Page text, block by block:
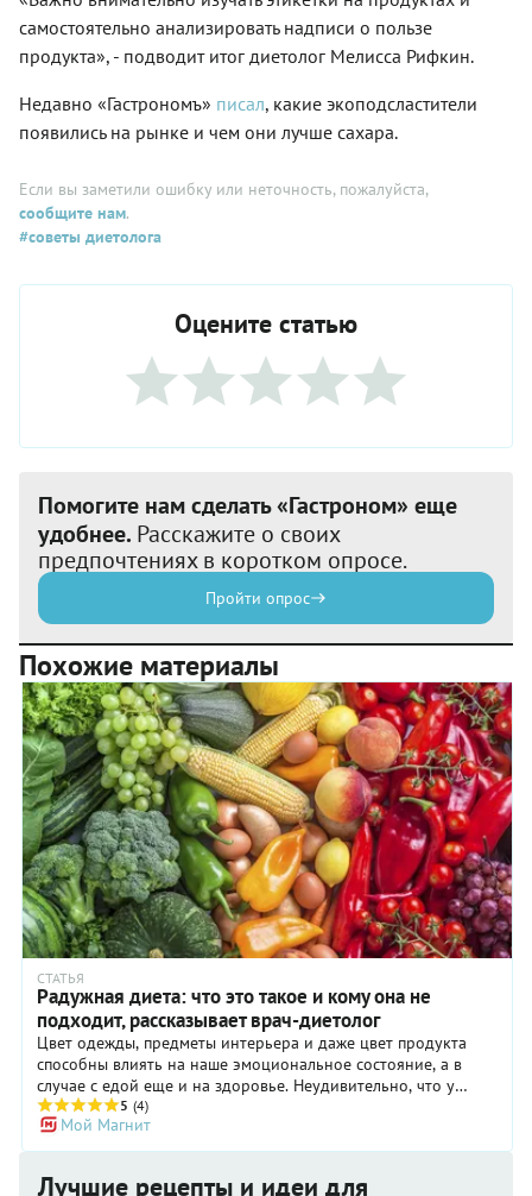
самостоятельно анализировать надписи о пользе
продукта», - подводит итог диетолог Мелисса Рифкин.
Недавно «Гастрономъ» писал, какие экоподсластители
появились на рынке и чем они лучше сахара.
Если вы заметили ошибку или неточность, пожалуйста,
сообщите нам.
#советы диетолога
Оцените статью
Помогите нам сделать «Гастроном» еще
удобнее. Расскажите о своих
предпочтениях в коротком опросе.
Пройти опрос
Похожие материалы
СТАТЬЯ
Радужная диета: что это такое и кому она не
подходит, рассказывает врач-диетолог
Цвет одежды, предметы интерьера и даже цвет продукта
способны влиять на наше эмоциональное состояние, а в
случае с едой еще и на здоровье. Неудивительно, что у
радужной диеты много поклонников. О ее преимуществах и
ограничениях рассказывает врач-диетолог Марина
Копытько.
5 (4)
Мой Магнит
Лучшие рецепты и идеи для